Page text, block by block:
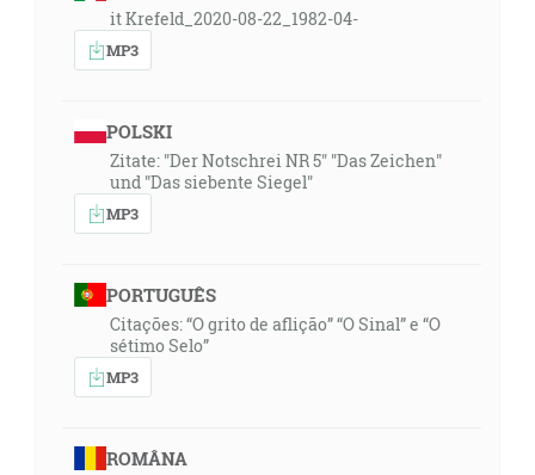
it Krefeld_2020-08-22_1982-04-
MP3
POLSKI
Zitate: "Der Notschrei NR 5" "Das Zeichen"
und "Das siebente Siegel"
MP3
PORTUGUÊS
Citações: “O grito de aflição” “O Sinal” e “O
sétimo Selo”
MP3
ROMÂNA